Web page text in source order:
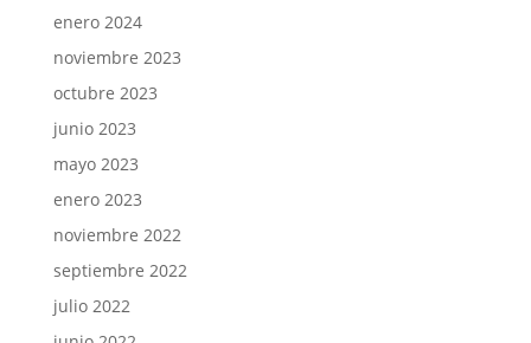
enero 2024
noviembre 2023
octubre 2023
junio 2023
mayo 2023
enero 2023
noviembre 2022
septiembre 2022
julio 2022